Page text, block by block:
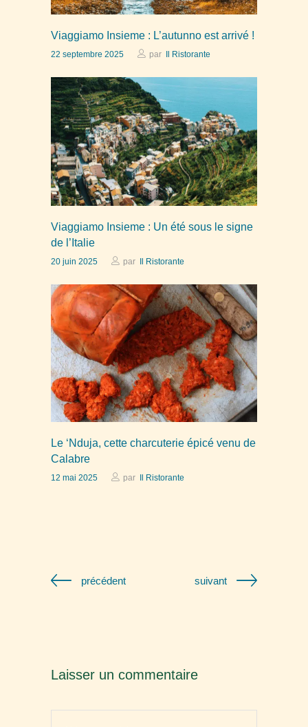
Viaggiamo Insieme : L’autunno est arrivé !
22 septembre 2025 par Il Ristorante
Viaggiamo Insieme : Un été sous le signe
de l’Italie
20 juin 2025 par Il Ristorante
Le ‘Nduja, cette charcuterie épicé venu de
Calabre
12 mai 2025 par Il Ristorante
précédent suivant
Laisser un commentaire